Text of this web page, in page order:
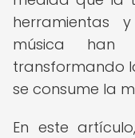
herramientas
música han
transformando
se consume la
En este